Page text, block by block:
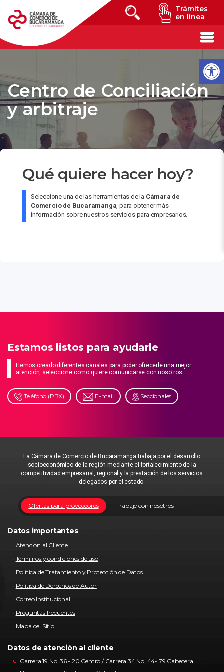
Trámites
en línea
Centro de Conciliación
y arbitraje
Qué quiere hacer hoy?
Seleccione una de las herramientas de la Cámara de
Comercio de Bucaramanga, para obtener más
información sobre nuestros servicios para empresarios.
Estamos listos para ayudarle
Hemos creado diferentes canales para poder ofrecerle una mejor
atención, seleccione como quiere comunicarse con nosotros.
Teléfono (PBX) E-mail Seccionales
La Cámara de Comercio de Bucaramanga trabaja por el desarrollo
socioeconómico de la región mediante el fortalecimiento de la
competitividad empresarial, regional y la prestación de los servicios
delegados por el estado.
Trabaje con nosotros
Ofertas para proveedores
Datos importantes
Atencion al Cliente
Términos y condiciones de uso
Política de Tratamiento y Protección de Datos
Política de Derechos de Autor
Correo Institucional
Preguntas frecuentes
Mapa del Sitio
Datos de atención al cliente
Carrera 19 No. 36 - 20 Centro / Carrera 34 No. 44- 79 Cabecera